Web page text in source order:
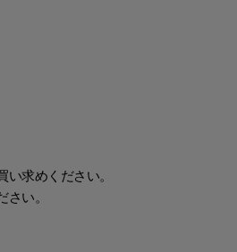
求めください。
い。